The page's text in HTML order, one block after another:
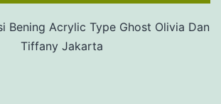
Bening Acrylic Type Ghost Olivia Dan
Tiffany Jakarta